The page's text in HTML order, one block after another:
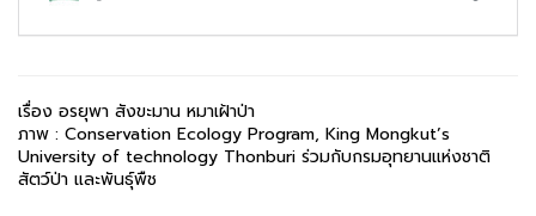
เรื่อง อรยุพา สังขะมาน หมาเฝ้าป่า
ภาพ : Conservation Ecology Program, King Mongkut’s
University of technology Thonburi ร่วมกับกรมอุทยานแห่งชาติ
สัตว์ป่า และพันธุ์พืช